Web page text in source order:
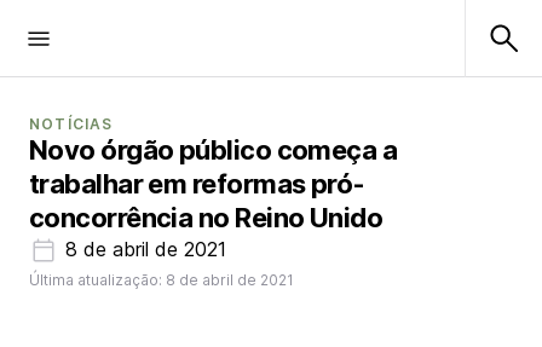
NOTÍCIAS
Novo órgão público começa a
trabalhar em reformas pró-
concorrência no Reino Unido
8 de abril de 2021
Última atualização: 8 de abril de 2021